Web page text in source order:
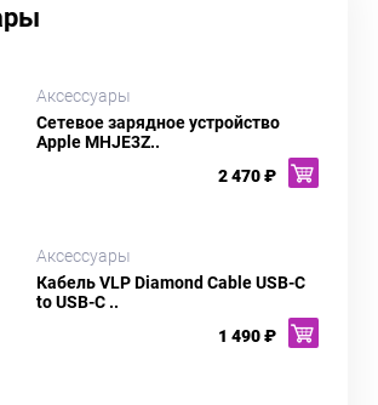
Аксессуары
Сетевое зарядное устройство
Apple MHJE3Z..
2 470 ₽
Аксессуары
Кабель VLP Diamond Cable USB-C
to USB-C ..
1 490 ₽